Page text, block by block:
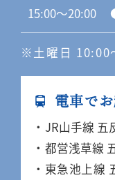
15:00〜20:00
※土曜日 10:00
電車で
JR山手線
都営浅草線
東急池上線